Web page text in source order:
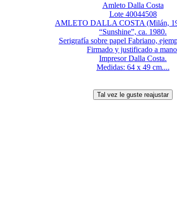
Amleto Dalla Costa
Lote 40044508
AMLETO DALLA COSTA (Milán,
“Sunshine”, ca. 1980.
Serigrafía sobre papel Fabriano,
Firmado y justificado a
Impresor Dalla Costa.
Medidas: 64 x 49 cm....